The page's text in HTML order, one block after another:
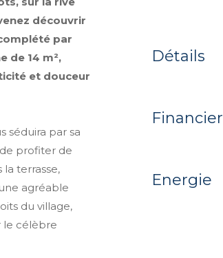
découvrir
par
de 14 m²,
et douceur
séduira par sa
profiter de
terrasse,
agréable
du village,
le célèbre
Détails
Financier
Energie